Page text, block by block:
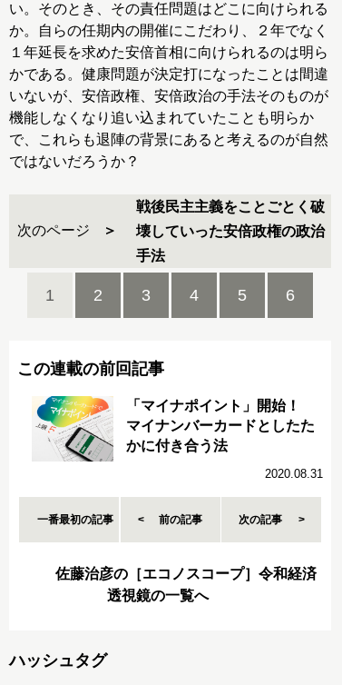
い。そのとき、その責任問題はどこに向けられる
か。自らの任期内の開催にこだわり、２年でなく
１年延長を求めた安倍首相に向けられるのは明ら
かである。健康問題が決定打になったことは間違
いないが、安倍政権、安倍政治の手法そのものが
機能しなくなり追い込まれていたことも明らか
で、これらも退陣の背景にあると考えるのが自然
ではないだろうか？
次のページ
戦後民主主義をことごとく破
壊していった安倍政権の政治
手法
1 2 3 4 5 6
この連載の前回記事
「マイナポイント」開始！
マイナンバーカードとしたた
かに付き合う法
2020.08.31
一番最初の記事 前の記事 次の記事
佐藤治彦の［エコノスコープ］令和経済
透視鏡の一覧へ
ハッシュタグ